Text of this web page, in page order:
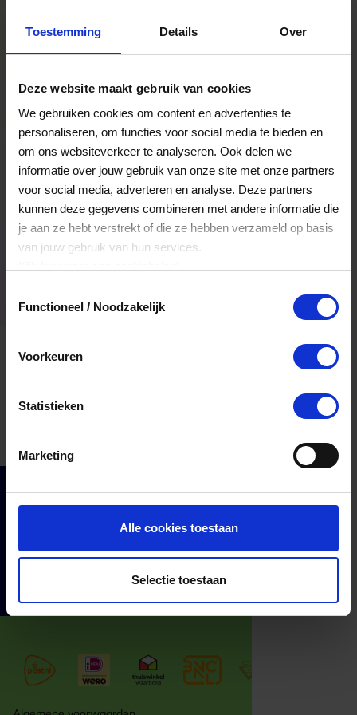
Toestemming Details Over
Deze website maakt gebruik van cookies
We gebruiken cookies om content en advertenties te
personaliseren, om functies voor social media te bieden en
om ons websiteverkeer te analyseren. Ook delen we
informatie over jouw gebruik van onze site met onze partners
voor social media, adverteren en analyse. Deze partners
kunnen deze gegevens combineren met andere informatie die
je aan ze hebt verstrekt of die ze hebben verzameld op basis
van jouw gebruik van hun services.
Functioneel / Noodzakelijk
Voorkeuren
Statistieken
Marketing
Alle cookies toestaan
Selectie toestaan
Afbeelding Templates
Tekst
Vorige stap Volgende stap
Cadeaumomenten
Zakelijk